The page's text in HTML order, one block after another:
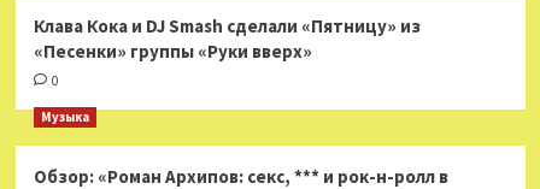
Клава Кока и DJ Smash сделали «Пятницу» из
«Песенки» группы «Руки вверх»
0
Музыка
Обзор: «Роман Архипов: секс, *** и рок-н-ролл в